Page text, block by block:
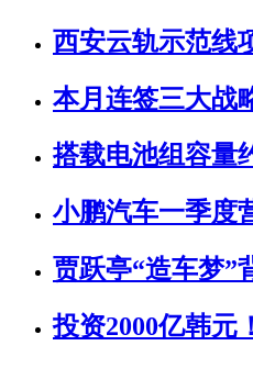
西安云轨示范线
本月连签三大战
搭载电池组容量
小鹏汽车一季度
贾跃亭“造车梦”
投资2000亿韩元